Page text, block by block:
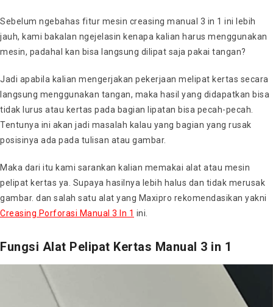
Sebelum ngebahas fitur mesin creasing manual 3 in 1 ini lebih
jauh, kami bakalan ngejelasin kenapa kalian harus menggunakan
mesin, padahal kan bisa langsung dilipat saja pakai tangan?
Jadi apabila kalian mengerjakan pekerjaan melipat kertas secara
langsung menggunakan tangan, maka hasil yang didapatkan bisa
tidak lurus atau kertas pada bagian lipatan bisa pecah-pecah.
Tentunya ini akan jadi masalah kalau yang bagian yang rusak
posisinya ada pada tulisan atau gambar.
Maka dari itu kami sarankan kalian memakai alat atau mesin
pelipat kertas ya. Supaya hasilnya lebih halus dan tidak merusak
gambar. dan salah satu alat yang Maxipro rekomendasikan yakni
Creasing Porforasi Manual 3 In 1 ini.
Fungsi Alat Pelipat Kertas Manual 3 in 1